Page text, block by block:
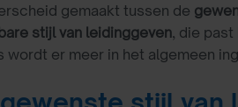
gemaakt tussen de
stijl van leidinggeven, die
wordt er meer in het algemeen